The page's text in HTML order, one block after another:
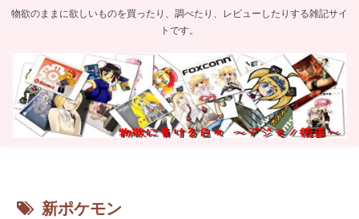
物欲のままに欲しいものを買ったり、調べたり、レビューしたりする雑記サイ
トです。
新ポケモン